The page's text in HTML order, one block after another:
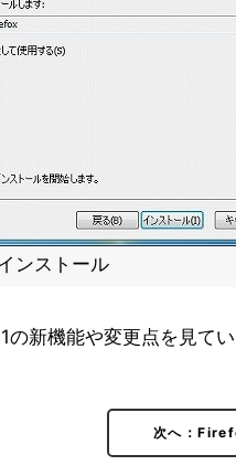
ンストール
新機能や変更点を見てい
次へ：